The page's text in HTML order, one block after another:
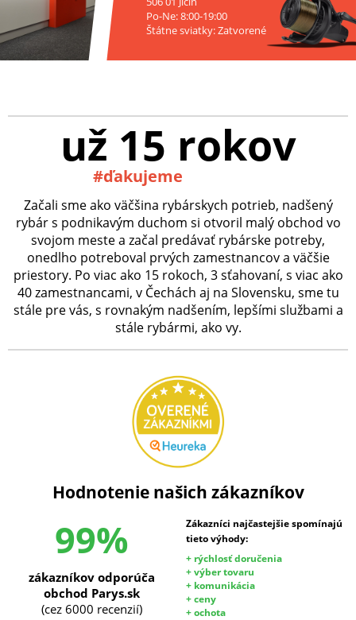
Po-Ne: 8:00-19:00
Štátne sviatky: Zatvorené
už 15 rokov
#ďakujeme
Začali sme ako väčšina rybárskych potrieb, nadšený
rybár s podnikavým duchom si otvoril malý obchod vo
svojom meste a začal predávať rybárske potreby,
onedlho potreboval prvých zamestnancov a väčšie
priestory. Po viac ako 15 rokoch, 3 sťahovaní, s viac ako
40 zamestnancami, v Čechách aj na Slovensku, sme tu
stále pre vás, s rovnakým nadšením, lepšími službami a
stále rybármi, ako vy.
Hodnotenie našich zákazníkov
99%
Zákazníci najčastejšie spomínajú
tieto výhody:
+ rýchlosť doručenia
+ výber tovaru
+ komunikácia
+ ceny
+ ochota
zákazníkov odporúča
obchod Parys.sk
(cez 6000 recenzií)